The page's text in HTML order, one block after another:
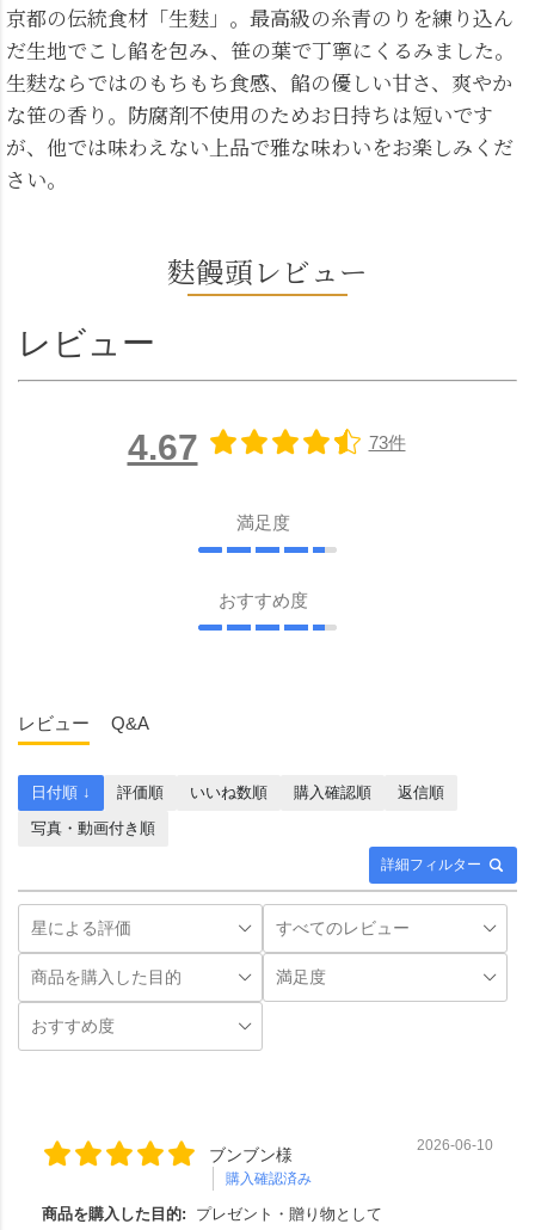
京都の伝統食材「生麩」。最高級の糸青のりを練り込ん
だ生地でこし餡を包み、笹の葉で丁寧にくるみました。
生麩ならではのもちもち食感、餡の優しい甘さ、爽やか
な笹の香り。防腐剤不使用のためお日持ちは短いです
が、他では味わえない上品で雅な味わいをお楽しみくだ
さい。
麩饅頭レビュー
レビュー
4.67 73件
満足度
おすすめ度
レビュー Q&A
詳細フィルター
日付順 ↓ 評価順 いいね数順 購入確認順
返信順
写真・動画付き順
ブンブン様
購入確認済み
2026-06-10
商品を購入した目的: プレゼント・贈り物として